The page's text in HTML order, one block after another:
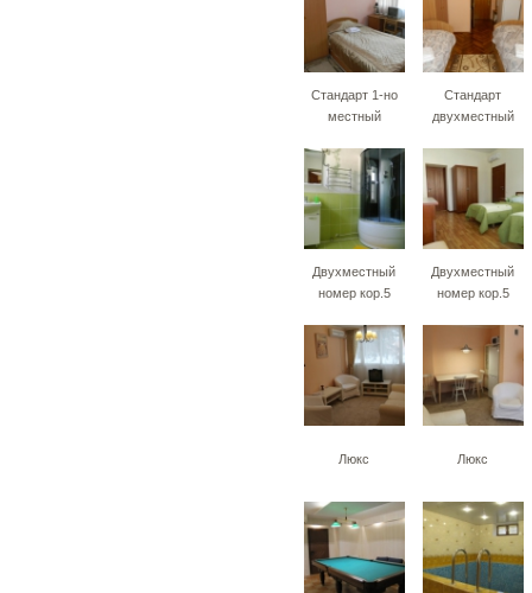
Стандарт 1-но
местный
Стандарт
двухместный
Двухместный
номер кор.5
Двухместный
номер кор.5
Люкс Люкс